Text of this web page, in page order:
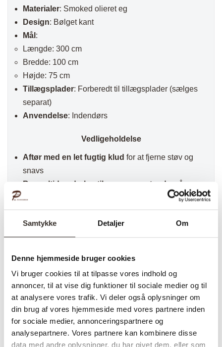
Samtykke Detaljer Om
Denne hjemmeside bruger cookies
Vi bruger cookies til at tilpasse vores indhold og
annoncer, til at vise dig funktioner til sociale medier og til
at analysere vores trafik. Vi deler også oplysninger om
din brug af vores hjemmeside med vores partnere inden
for sociale medier, annonceringspartnere og
analysepartnere. Vores partnere kan kombinere disse
data med andre oplysninger, du har givet dem, eller som
Materialer: Smoked olieret eg
Design: Bølget kant
Mål :
Længde: 300 cm
Bredde: 100 cm
Højde: 75 cm
Tillægsplader: Forberedt til tillægsplader (sælges
separat)
Anvendelse: Indendørs
Vedligeholdelse
Aftør med en let fugtig klud for at fjerne støv og
snavs
Brug altid underlag til varme genstande
, så
træets overflade beskyttes mod ridser
Oliebehandl efter behov, for at bevare træets
smukke smoked finish og beskytte mod pletter
bølget kanter etstilfuldt og funktionelt valg
naturlige materialer, eksklusivt
design og fleksibilitet
. Med
mulighed for
udvidelse via tillægspladerog enraffineret
overflade i smoked eg, er dette bord perfekt til